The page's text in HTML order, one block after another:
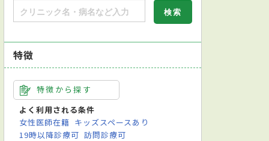
特徴
特徴から探す
よく利用される条件
女性医師在籍 キッズスペースあり
19時以降診療可 訪問診療可